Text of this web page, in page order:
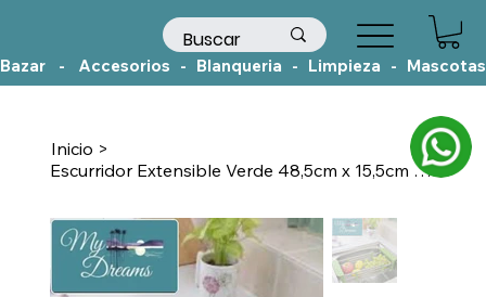
Bazar    -    Accesorios   -   Blanqueria   -   Limpieza   -
Inicio >
Escurridor Extensible Verde 48,5cm x 15,5cm x 9,5cm